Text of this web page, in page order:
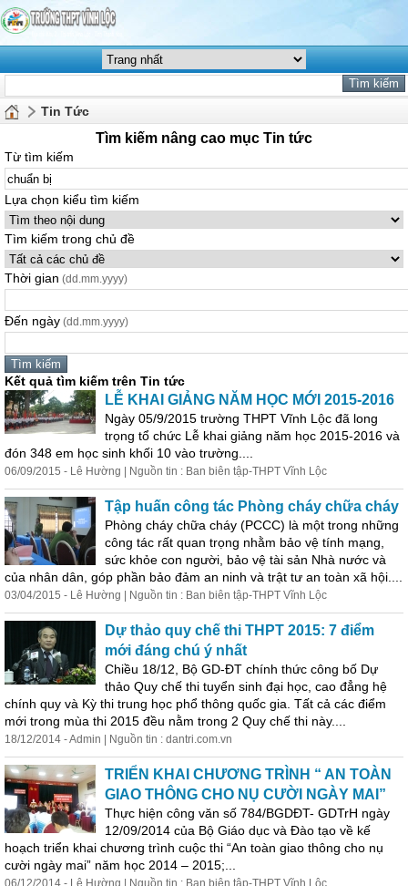
Tin Tức
Tìm kiếm nâng cao mục Tin tức
Từ tìm kiếm
Lựa chọn kiểu tìm kiếm
Tìm kiếm trong chủ đề
Thời gian (dd.mm.yyyy)
Đến ngày (dd.mm.yyyy)
Kết quả tìm kiếm trên Tin tức
LỄ KHAI GIẢNG NĂM HỌC MỚI 2015-2016
Ngày 05/9/2015 trường THPT Vĩnh Lộc đã long
trọng tổ chức Lễ khai giảng năm học 2015-2016 và
đón 348 em học sinh khối 10 vào trường....
06/09/2015 - Lê Hường | Nguồn tin : Ban biên tập-THPT Vĩnh Lộc
Tập huấn công tác Phòng cháy chữa cháy
Phòng cháy chữa cháy (PCCC) là một trong những
công tác rất quan trọng nhằm bảo vệ tính mạng,
sức khỏe con người, bảo vệ tài sản Nhà nước và
của nhân dân, góp phần bảo đảm an ninh và trật tư an toàn xã hội....
03/04/2015 - Lê Hường | Nguồn tin : Ban biên tập-THPT Vĩnh Lộc
Dự thảo quy chế thi THPT 2015: 7 điểm
mới đáng chú ý nhất
Chiều 18/12, Bộ GD-ĐT chính thức công bố Dự
thảo Quy chế thi tuyển sinh đại học, cao đẳng hệ
chính quy và Kỳ thi trung học phổ thông quốc gia. Tất cả các điểm
mới trong mùa thi 2015 đều nằm trong 2 Quy chế thi này....
18/12/2014 - Admin | Nguồn tin : dantri.com.vn
TRIỂN KHAI CHƯƠNG TRÌNH “ AN TOÀN
GIAO THÔNG CHO NỤ CƯỜI NGÀY MAI”
Thực hiện công văn số 784/BGDĐT- GDTrH ngày
12/09/2014 của Bộ Giáo dục và Đào tạo về kế
hoạch triển khai chương trình cuộc thi “An toàn giao thông cho nụ
cười ngày mai” năm học 2014 – 2015;...
06/12/2014 - Lê Hường | Nguồn tin : Ban biên tập-THPT Vĩnh Lộc